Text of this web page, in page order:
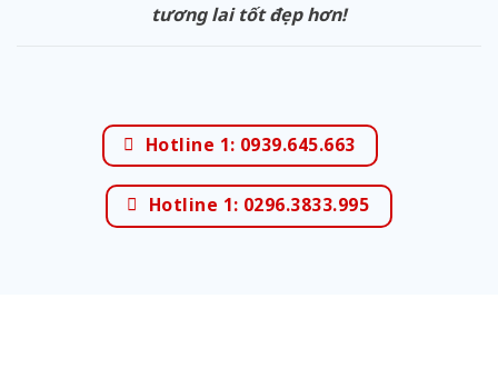
tương lai tốt đẹp hơn!
Hotline 1: 0939.645.663
Hotline 1: 0296.3833.995